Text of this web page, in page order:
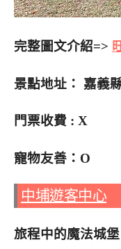
完整圖文介紹=>
景點地址： 嘉義
門票收費 : X
寵物友善：O
中埔遊客中心
旅程中的魔法城